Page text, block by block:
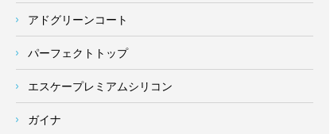
アドグリーンコート
パーフェクトトップ
エスケープレミアムシリコン
ガイナ